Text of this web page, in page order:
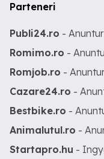
Parteneri
Publi24.ro -
Romimo.ro -
Romjob.ro -
Cazare24.ro -
Bestbike.ro -
Animalutul.ro -
Startapro.hu -